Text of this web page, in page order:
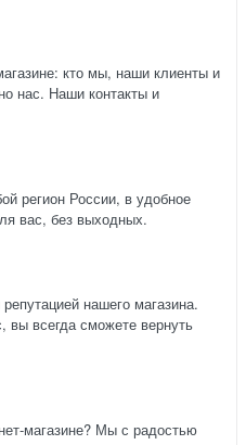
кто мы, наши клиенты и
нас. Наши контакты и
регион России, в удобное
вас, без выходных.
нашего магазина.
вы всегда сможете вернуть
магазине? Мы с радостью